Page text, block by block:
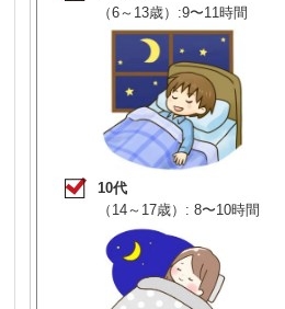
（6～13歳）:9〜11時間
10代
（14～17歳）: 8〜10時間